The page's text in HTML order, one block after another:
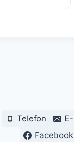
Telefon
Facebook